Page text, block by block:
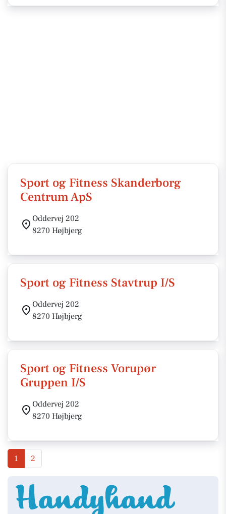
Sport og Fitness Skanderborg
Centrum ApS
Oddervej 202
8270 Højbjerg
Sport og Fitness Stavtrup I/S
Oddervej 202
8270 Højbjerg
Sport og Fitness Vorupør
Gruppen I/S
Oddervej 202
8270 Højbjerg
1 2